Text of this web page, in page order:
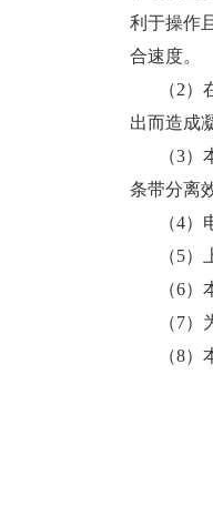
利于操作
合速度。
（2
出而造成
（3
条带分离
（4
（5
（6
（7
（8